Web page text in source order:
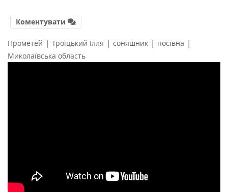
Коментувати
Прометей | Троїцький Ілля | соняшник | посівна |
Миколаївська область